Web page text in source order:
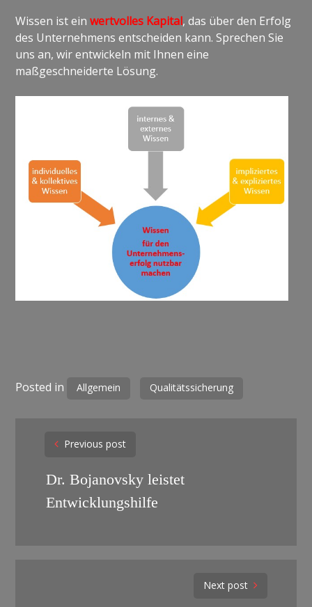
Wissen ist einwertvolles Kapital, das über den Erfolg
des Unternehmens entscheiden kann. Sprechen Sie
uns an, wir entwickeln mit Ihnen eine
maßgeschneiderte Lösung.
Posted in Allgemein Qualitätssicherung
Post
navigation
Previous post
Dr. Bojanovsky leistet
Entwicklungshilfe
Next post